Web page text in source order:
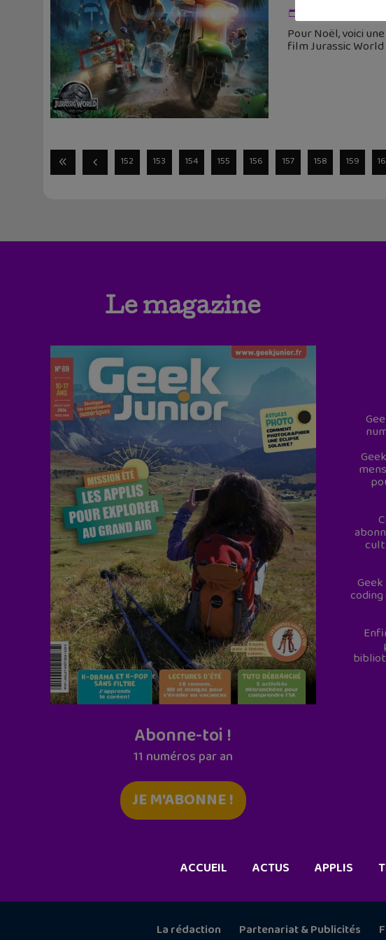
Pour Noël, voici
film Jurassic
152 153 154 155 156 157 158 159
Le magazine
Abonne-toi !
11 numéros par an
JE M'ABONNE !
ACCUEIL ACTUS APPLIS
La rédaction Partenariat & Publicités